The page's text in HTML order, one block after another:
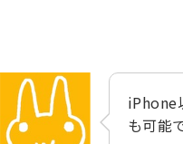
iPhone
も可能